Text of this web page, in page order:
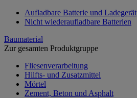
Aufladbare Batterie und Ladegerät
Nicht wiederaufladbare Batterien
Baumaterial
Zur gesamten Produktgruppe
Fliesenverarbeitung
Hilfts- und Zusatzmittel
Mörtel
Zement, Beton und Asphalt